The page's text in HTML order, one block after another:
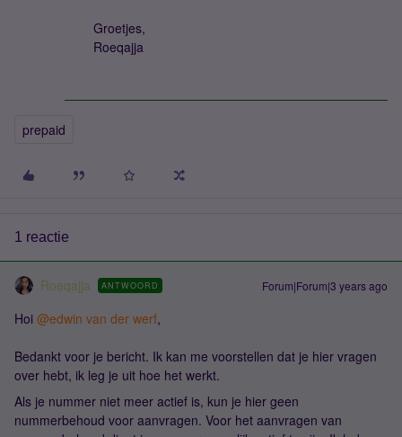
Groetjes,
Roeqajja
prepaid
1 reactie
Roeqajja ANTWOORD Forum|Forum|3 years ago
Hoi @edwin van der werf,
Bedankt voor je bericht. Ik kan me voorstellen dat je hier vragen
over hebt, ik leg je uit hoe het werkt.
Als je nummer niet meer actief is, kun je hier geen
nummerbehoud voor aanvragen. Voor het aanvragen van